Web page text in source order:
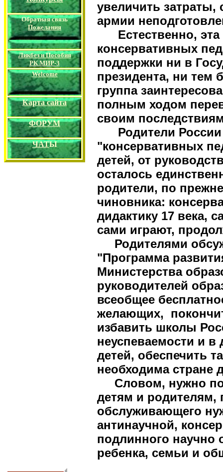
Обратная связь
Пожелания
Ликбез и Пособия
РК МИР-3
Welcome
Карта сайта
ФОРУМ
ЧАТЫ
увеличить затраты,
армии
Естественно, эта
консервативных
поддержки ни в
президента, ни тем
группа
полным ходом
своим
Родители России
"консервативных
детей, от
осталось
родители, по
чиновника:
дидактику 17 века,
сами играют,
Родителями
"Программа
Министерства
руководителей
всеобщее
желающих,
избавить школы
неуспеваемости и в
детей, обеспечить
необходима стране
Словом, нужно
детям и родителям,
обслуживающего
антинаучной,
подлинного научно
ребенка, семьи и